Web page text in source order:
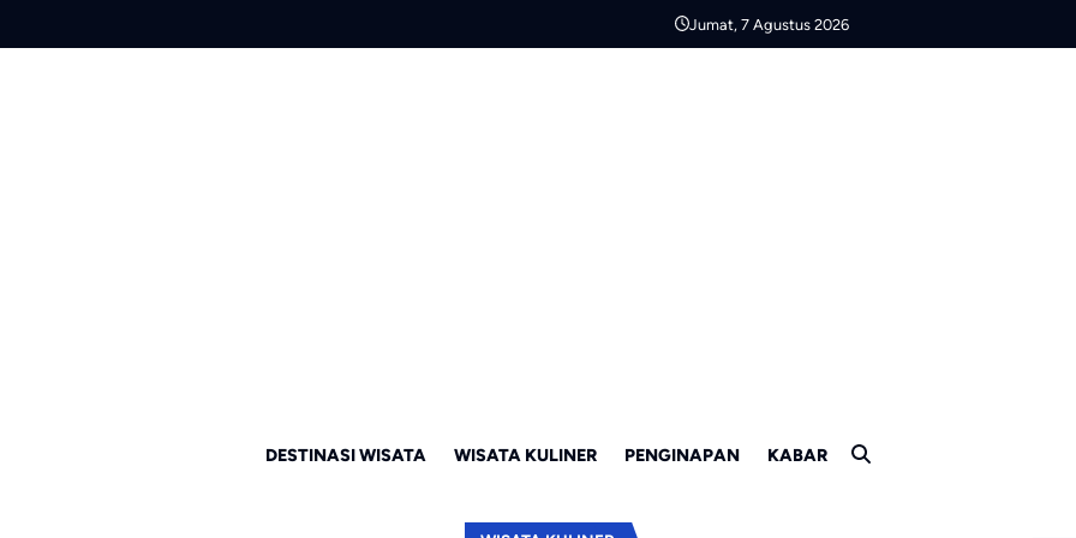
Jumat, 7 Agustus 2026
DESTINASI WISATA WISATA KULINER PENGINAPAN KABAR